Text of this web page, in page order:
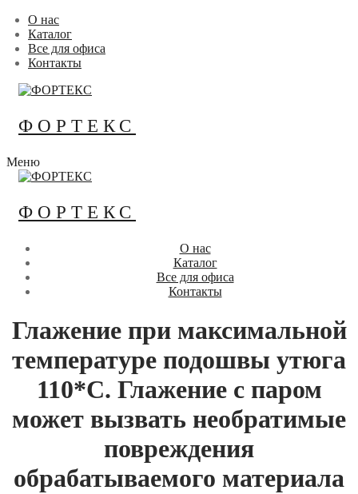
Перейти
содержимому
Меню
Закрыть
О нас
Каталог
Все для офиса
Контакты
ФОРТЕКС
Меню
ФОРТЕКС
О нас
Каталог
Все для офиса
Контакты
Глажение при максимальной
температуре подошвы утюга
110*С. Глажение с паром
может вызвать необратимые
повреждения
обрабатываемого материала